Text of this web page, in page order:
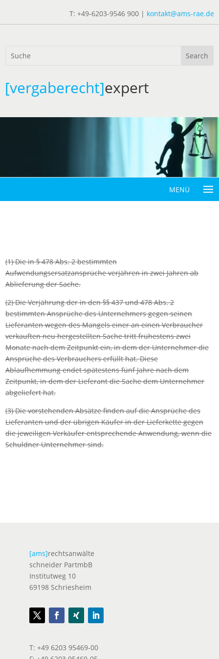
T: +49-6203-9546 900 | kontakt@ams-rae.de
[vergaberecht]expert
(1) Die in § 478 Abs. 2 bestimmten
Aufwendungsersatzansprüche verjähren in zwei Jahren ab
Ablieferung der Sache.
(2) Die Verjährung der in den §§ 437 und 478 Abs. 2
bestimmten Ansprüche des Unternehmers gegen seinen
Lieferanten wegen des Mangels einer an einen Verbraucher
verkauften neu hergestellten Sache tritt frühestens zwei
Monate nach dem Zeitpunkt ein, in dem der Unternehmer die
Ansprüche des Verbrauchers erfüllt hat. Diese
Ablaufhemmung endet spätestens fünf Jahre nach dem
Zeitpunkt, in dem der Lieferant die Sache dem Unternehmer
abgeliefert hat.
(3) Die vorstehenden Absätze finden auf die Ansprüche des
Lieferanten und der übrigen Käufer in der Lieferkette gegen
die jeweiligen Verkäufer entsprechende Anwendung, wenn die
Schuldner Unternehmer sind.
[ams]rechtsanwälte
schneider PartmbB
Institutweg 10
69198 Schriesheim
T: +49 6203 95469-00